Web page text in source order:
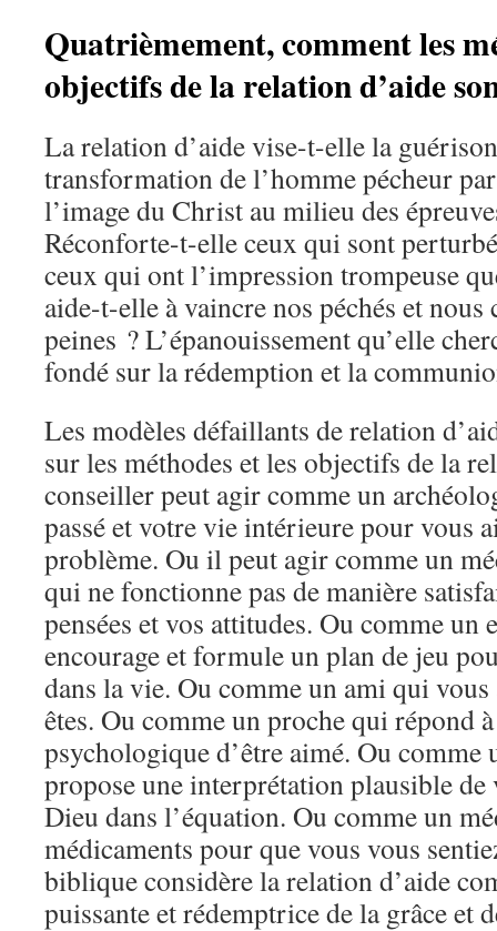
Quatrièmement, comment les
objectifs de la relation d’aide
La relation d’aide vise-t-elle la
transformation de l’homme pécheur
l’image du Christ au milieu des
Réconforte-t-elle ceux qui sont
ceux qui ont l’impression trompeuse
aide-t-elle à vaincre nos péchés et
peines ? L’épanouissement qu’elle
fondé sur la rédemption et la
Les modèles défaillants de relation
sur les méthodes et les objectifs de la
conseiller peut agir comme un
passé et votre vie intérieure pour vous
problème. Ou il peut agir comme un
qui ne fonctionne pas de manière
pensées et vos attitudes. Ou comme un
encourage et formule un plan de jeu
dans la vie. Ou comme un ami qui vous
êtes. Ou comme un proche qui répond
psychologique d’être aimé. Ou
propose une interprétation plausible de
Dieu dans l’équation. Ou comme un
médicaments pour que vous vous
biblique considère la relation d’aide
puissante et rédemptrice de la grâce et